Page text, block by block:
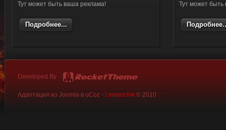
Тут может быть ваша реклама!
Подробнее...
Тут может
Developed By
Адаптация из Joomla в uCoz - Lewonchik© 2010